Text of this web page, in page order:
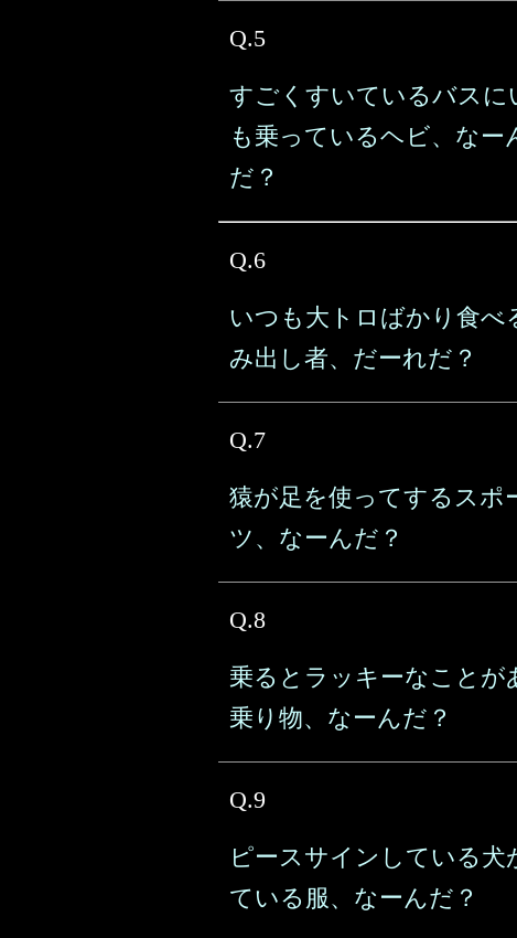
Q.5
すごくすいているバスに
も乗っているヘビ、なー
だ？
Q.6
いつも大トロばかり食べ
み出し者、だーれだ？
Q.7
猿が足を使ってするスポ
ツ、なーんだ？
Q.8
乗るとラッキーなことが
乗り物、なーんだ？
Q.9
ピースサインしている犬
ている服、なーんだ？